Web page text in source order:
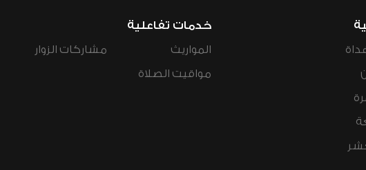
خدمات تفاعلية
المواريث
مواقيت الصلاة
مشاركات الزوار